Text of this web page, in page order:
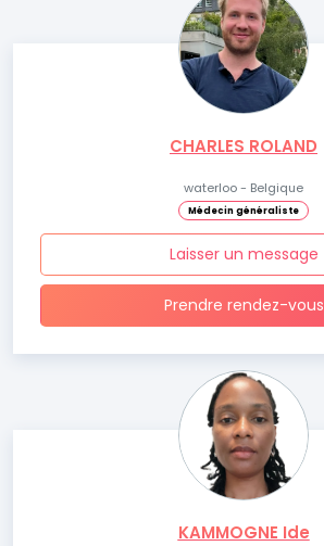
CHARLES ROLAND
waterloo - Belgique
Médecin généraliste
Laisser un message
Prendre rendez-vous
KAMMOGNE Ide